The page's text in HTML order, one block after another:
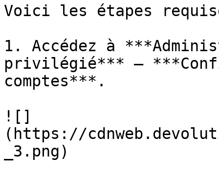
Voici les étapes
1. Accédez à
privilégié*** –
comptes***.
![]
(https://
_3.png)